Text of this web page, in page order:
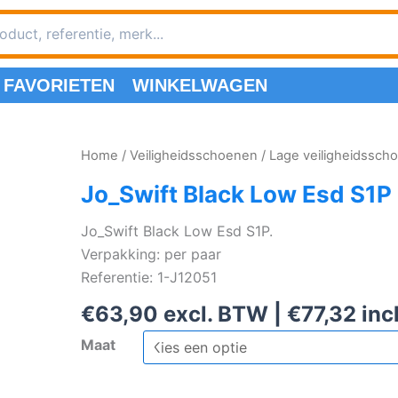
FAVORIETEN WINKELWAGEN
Home / Veiligheidsschoenen / Lage
Jo_Swift Black Low Esd S1P
Jo_Swift Black Low Esd S1P.
Verpakking: per paar
Referentie: 1-J12051
€63,90 excl. BTW | €77,32
Maat